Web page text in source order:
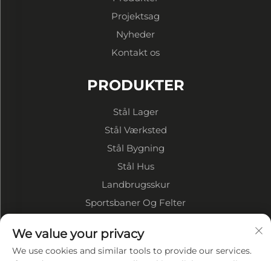
Projektsag
Nyheder
Kontakt os
PRODUKTER
Stål Lager
Stål Værksted
Stål Bygning
Stål Hus
Landbrugsskur
Sportsbaner Og Felter
OM VIRKSOMHEDEN
We value your privacy
We use cookies and similar tools to provide our services.